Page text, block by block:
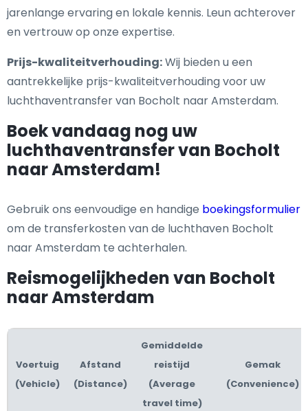
jarenlange ervaring en lokale kennis. Leun achterover
en vertrouw op onze expertise.
Prijs-kwaliteitverhouding:Wij bieden u een
aantrekkelijke prijs-kwaliteitverhouding voor uw
luchthaventransfer van Bocholt naar Amsterdam.
Boek vandaag nog uw
luchthaventransfer van Bocholt
naar Amsterdam!
Gebruik ons eenvoudige en handige boekingsformulier
om de transferkosten van de luchthaven Bocholt
naar Amsterdam te achterhalen.
Reismogelijkheden van Bocholt
naar Amsterdam
Voertuig
(Vehicle)
Afstand
(Distance)
Gemiddelde
reistijd
(Average
travel time)
Gemak
(Convenience)